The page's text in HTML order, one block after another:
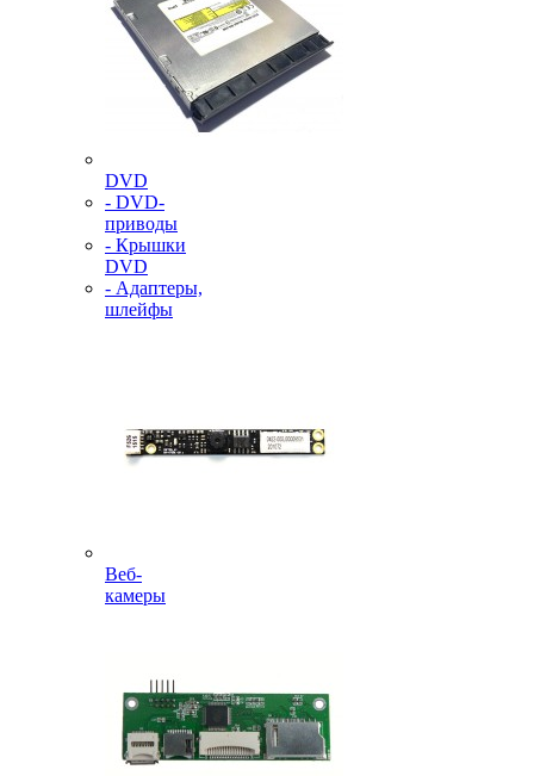
DVD
- DVD-
приводы
- Крышки
DVD
- Адаптеры,
шлейфы
Веб-
камеры